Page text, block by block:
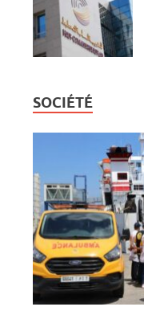
SOCIÉTÉ